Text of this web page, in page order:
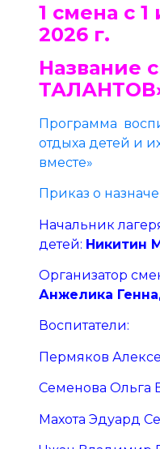
1 смена с
2026 г.
Название
Программа
отдыха детей и
вместе»
Приказ о
Начальник
детей: Никитин
Организатор
Анжелика
Воспитатели:
Пермяков
Семенова Ольга
Махота Эдуард